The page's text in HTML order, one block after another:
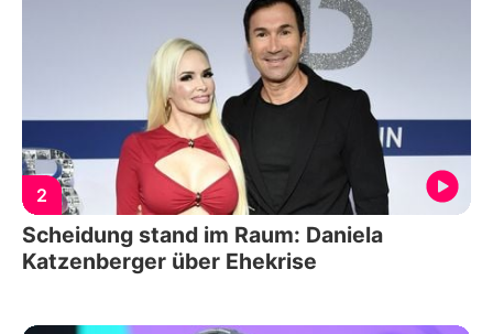
2
Scheidung stand im Raum: Daniela
Katzenberger über Ehekrise